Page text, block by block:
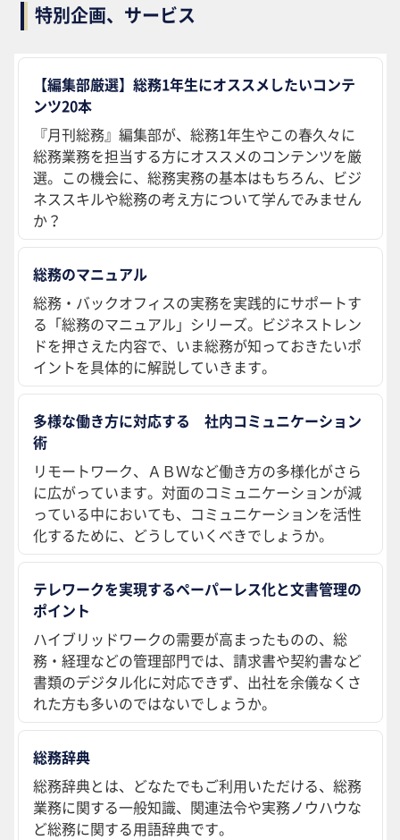
特別企画、サービス
【編集部厳選】総務1年生にオススメしたいコンテ
ンツ20本
『月刊総務』編集部が、総務1年生やこの春久々に
総務業務を担当する方にオススメのコンテンツを厳
選。この機会に、総務実務の基本はもちろん、ビジ
ネススキルや総務の考え方について学んでみません
か？
総務のマニュアル
総務・バックオフィスの実務を実践的にサポートす
る「総務のマニュアル」シリーズ。ビジネストレン
ドを押さえた内容で、いま総務が知っておきたいポ
イントを具体的に解説していきます。
多様な働き方に対応する 社内コミュニケーション
術
リモートワーク、ＡＢＷなど働き方の多様化がさら
に広がっています。対面のコミュニケーションが減
っている中においても、コミュニケーションを活性
化するために、どうしていくべきでしょうか。
テレワークを実現するペーパーレス化と文書管理の
ポイント
ハイブリッドワークの需要が高まったものの、総
務・経理などの管理部門では、請求書や契約書など
書類のデジタル化に対応できず、出社を余儀なくさ
れた方も多いのではないでしょうか。
総務辞典
総務辞典とは、どなたでもご利用いただける、総務
業務に関する一般知識、関連法令や実務ノウハウな
ど総務に関する用語辞典です。